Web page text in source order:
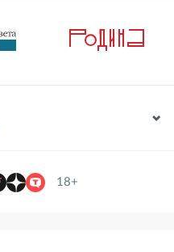
18+